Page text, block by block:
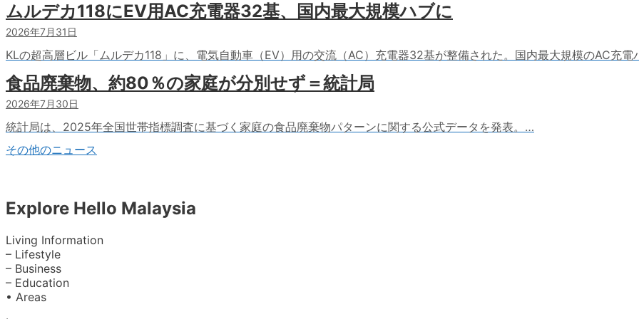
ムルデカ118にEV用AC充電器32基、国内最大規模ハブに
2026年7月31日
KLの超高層ビル「ムルデカ118」に、電気自動車（EV）用の交流（AC）充電器32基が整備された。国内最大規模のAC充
食品廃棄物、約80％の家庭が分別せず＝統計局
2026年7月30日
統計局は、2025年全国世帯指標調査に基づく家庭の食品廃棄物パターンに関する公式データを発表。…
その他のニュース
Explore Hello Malaysia
Living Information
– Lifestyle
– Business
– Education
• Areas